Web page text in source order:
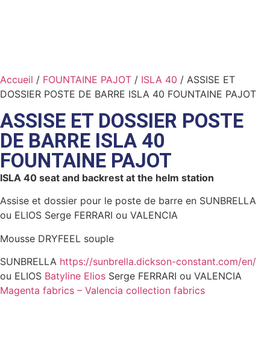
Accueil / FOUNTAINE PAJOT / ISLA 40 / ASSISE ET
DOSSIER POSTE DE BARRE ISLA 40 FOUNTAINE PAJOT
ASSISE ET DOSSIER POSTE
DE BARRE ISLA 40
FOUNTAINE PAJOT
ISLA 40 seat and backrest at the helm station
Assise et dossier pour le poste de barre en SUNBRELLA
ou ELIOS Serge FERRARI ou VALENCIA
Mousse DRYFEEL souple
SUNBRELLA https://sunbrella.dickson-constant.com/en/
ou ELIOS Batyline Elios Serge FERRARI ou VALENCIA
Magenta fabrics – Valencia collection fabrics